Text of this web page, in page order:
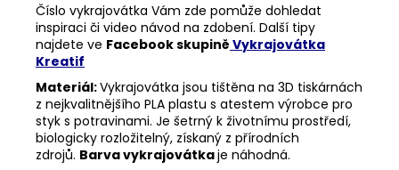
Číslo vykrajovátka Vám zde pomůže dohledat
inspiraci či video návod na zdobení. Další tipy
najdete ve Facebook skupině Vykrajovátka
Kreatif
Materiál:Vykrajovátka jsou tištěna na 3D tiskárnách
z nejkvalitnějšího PLA plastu s atestem výrobce pro
styk s potravinami. Je šetrný k životnímu prostředí,
biologicky rozložitelný, získaný z přírodních
zdrojů. Barva vykrajovátkaje náhodná.